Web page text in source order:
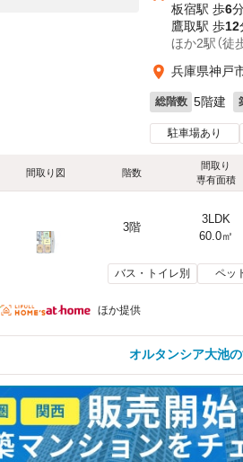
板宿駅 歩6
鷹取駅 歩12
ほか2駅（徒
兵庫県神戸
総階数 5階建
駐車場あり
間取り図 階数
間取り
専有面積
3階
3LDK
60.0㎡
バス・トイレ別 ペッ
ほか提供
オルタンシア大池